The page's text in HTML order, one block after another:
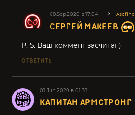
08.Sep.2020 в 17:04 Asefine
СЕРГЕЙ МАКЕЕВ
P. S. Ваш коммент засчитан)
ОТВЕТИТЬ
01.Jun.2020 в 01:38
КАПИТАН АРМСТРОНГ